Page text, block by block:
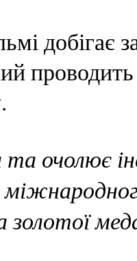
добігає
та очолює
золотої